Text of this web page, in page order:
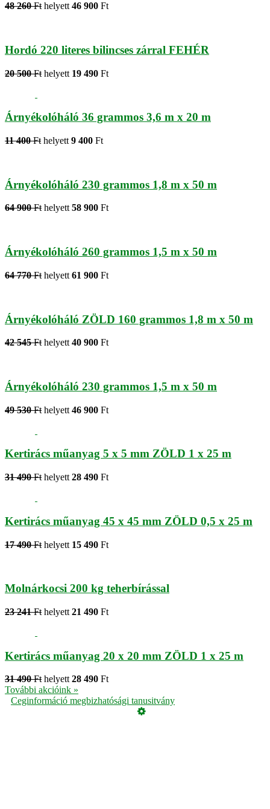
48 260 Ft helyett 46 900 Ft
Hordó 220 literes bilincses zárral FEHÉR
20 500 Ft helyett 19 490 Ft
Árnyékolóháló 36 grammos 3,6 m x 20 m
11 400 Ft helyett 9 400 Ft
Árnyékolóháló 230 grammos 1,8 m x 50 m
64 900 Ft helyett 58 900 Ft
Árnyékolóháló 260 grammos 1,5 m x 50 m
64 770 Ft helyett 61 900 Ft
Árnyékolóháló ZÖLD 160 grammos 1,8 m x 50 m
42 545 Ft helyett 40 900 Ft
Árnyékolóháló 230 grammos 1,5 m x 50 m
49 530 Ft helyett 46 900 Ft
Kertirács műanyag 5 x 5 mm ZÖLD 1 x 25 m
31 490 Ft helyett 28 490 Ft
Kertirács műanyag 45 x 45 mm ZÖLD 0,5 x 25 m
17 490 Ft helyett 15 490 Ft
Molnárkocsi 200 kg teherbírással
23 241 Ft helyett 21 490 Ft
Kertirács műanyag 20 x 20 mm ZÖLD 1 x 25 m
31 490 Fthelyett28 490 Ft
További akcióink »
Ceginformáció megbizhatósági tanusitvány